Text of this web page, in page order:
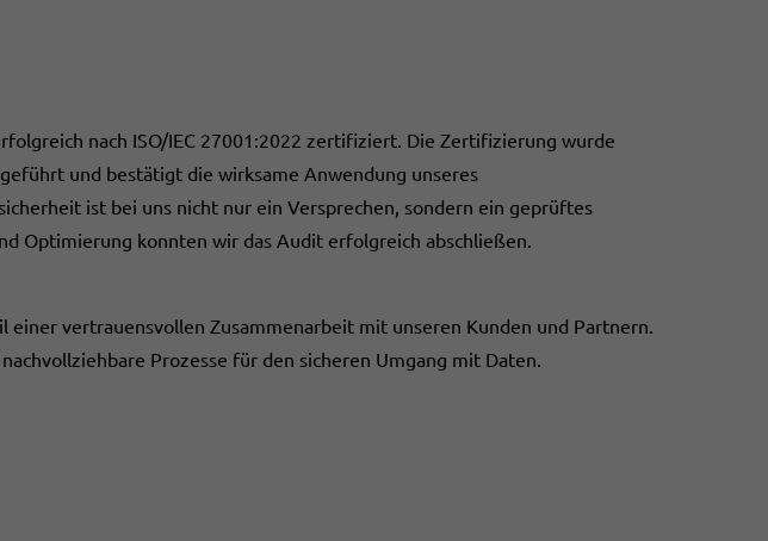
nach ISO/IEC 27001:2022 zertifiziert. Die Zertifizierung wurde
und bestätigt die wirksame Anwendung unseres
ist bei uns nicht nur ein Versprechen, sondern ein geprüftes
Optimierung konnten wir das Audit erfolgreich abschließen.
vertrauensvollen Zusammenarbeit mit unseren Kunden und Partnern.
Prozesse für den sicheren Umgang mit Daten.